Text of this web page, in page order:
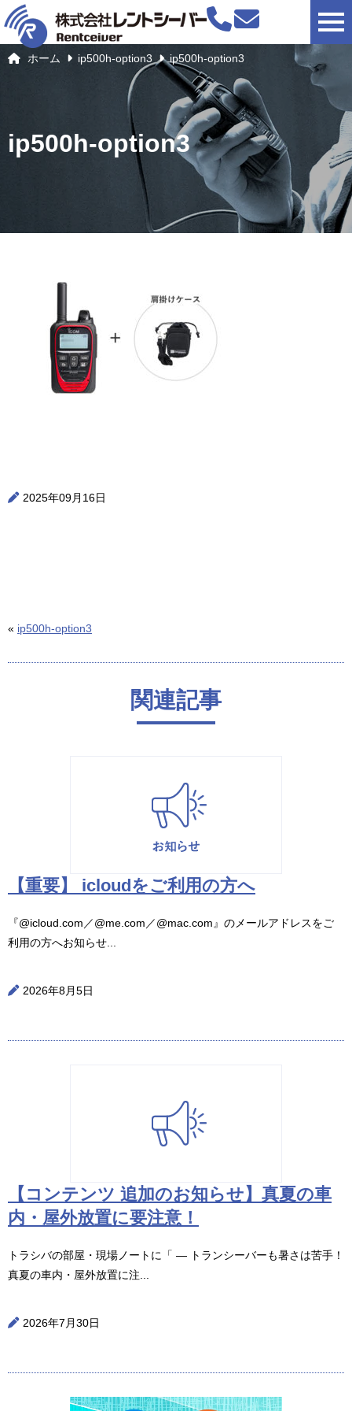
ホーム ip500h-option3 ip500h-option3
ip500h-option3
2025年09月16日
« ip500h-option3
関連記事
【重要】 icloudをご利用の方へ
『@icloud.com／@me.com／@mac.com』のメールアドレスをご
利用の方へお知らせ...
2026年8月5日
【コンテンツ 追加のお知らせ】真夏の車
内・屋外放置に要注意！
トラシバの部屋・現場ノートに「 ― トランシーバーも暑さは苦手！
真夏の車内・屋外放置に注...
2026年7月30日